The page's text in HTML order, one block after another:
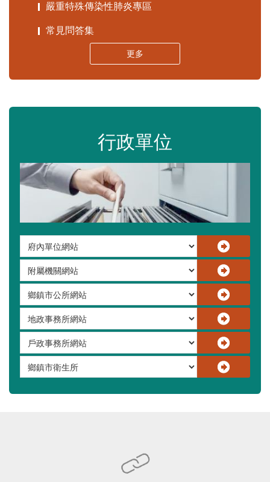
嚴重特殊傳染性肺炎專區
常見問答集
更多
行政單位